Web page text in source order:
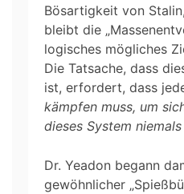
Bösartigkeit von
bleibt die
logisches mögliches
Die Tatsache, dass
ist, erfordert, dass
kämpfen muss, um
dieses System
Dr. Yeadon begann
gewöhnlicher